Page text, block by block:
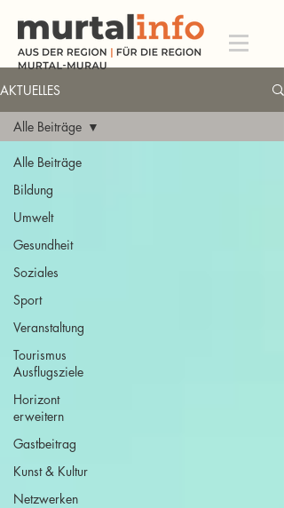
AKTUELLES
Alle Beiträge
Bildung
Umwelt
Gesundheit
Soziales
Sport
Veranstaltung
Tourismus
Ausflugsziele
Horizont
erweitern
Gastbeitrag
Kunst & Kultur
Netzwerken
Alle Beiträge